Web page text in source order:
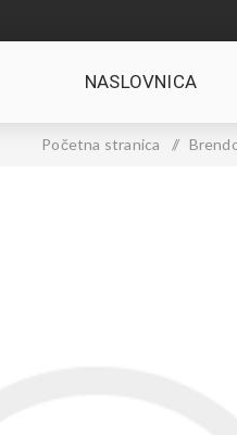
NASLOVNICA
Početna stranica /